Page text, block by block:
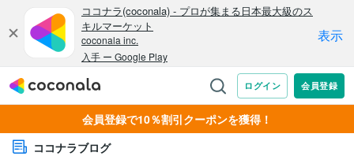
会員登録で10％割引クーポンを獲得！
ココナラブログ